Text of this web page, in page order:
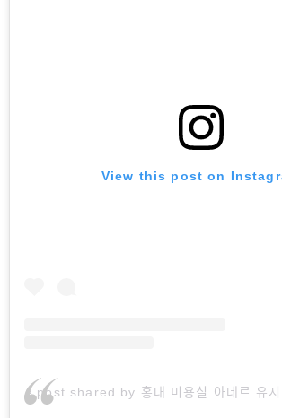
View this post on
A post shared by 홍대 미용실 아데르 유